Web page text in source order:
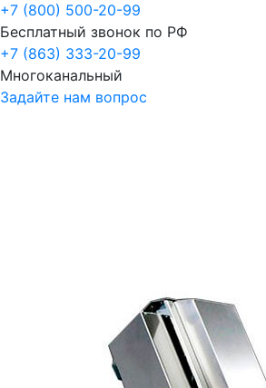
+7 (800) 500-20-99
Бесплатный звонок по РФ
+7 (863) 333-20-99
Многоканальный
Задайте нам вопрос